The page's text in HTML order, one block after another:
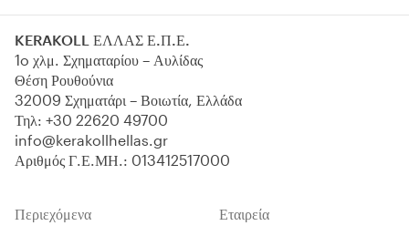
KERAKOLL ΕΛΛΑΣ Ε.Π.Ε.
1o χλμ. Σχηματαρίου – Αυλίδας
Θέση Ρουθούνια
32009 Σχηματάρι – Βοιωτία, Ελλάδα
Τηλ: +30 22620 49700
info@kerakollhellas.gr
Αριθμός Γ.Ε.ΜΗ.: 013412517000
Περιεχόμενα Εταιρεία